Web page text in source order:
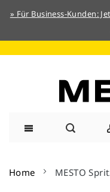
» Für Business-Kunden:
Inhalt
Home MESTO